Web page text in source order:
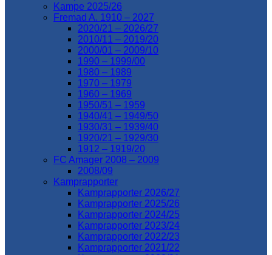
Kampe 2025/26
Fremad A. 1910 – 2027
2020/21 – 2026/27
2010/11 – 2019/20
2000/01 – 2009/10
1990 – 1999/00
1980 – 1989
1970 – 1979
1960 – 1969
1950/51 – 1959
1940/41 – 1949/50
1930/31 – 1939/40
1920/21 – 1929/30
1912 – 1919/20
FC Amager 2008 – 2009
2008/09
Kamprapporter
Kamprapporter 2026/27
Kamprapporter 2025/26
Kamprapporter 2024/25
Kamprapporter 2023/24
Kamprapporter 2022/23
Kamprapporter 2021/22